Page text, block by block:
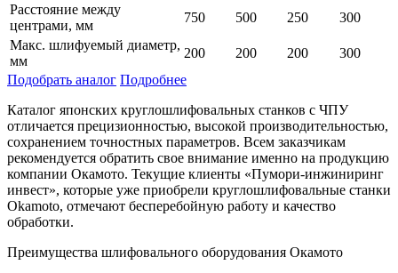
Расстояние между
центрами, мм
750 500 250
300
Макс. шлифуемый диаметр,
мм
200 200 200
300
Подобрать аналог Подробнее
Каталог японских круглошлифовальных станков с ЧПУ
отличается прецизионностью, высокой производительностью,
сохранением точностных параметров. Всем заказчикам
рекомендуется обратить свое внимание именно на продукцию
компании Окамото. Текущие клиенты «Пумори-инжиниринг
инвест», которые уже приобрели круглошлифовальные станки
Okamoto, отмечают бесперебойную работу и качество
обработки.
Преимущества шлифовального оборудования Окамото